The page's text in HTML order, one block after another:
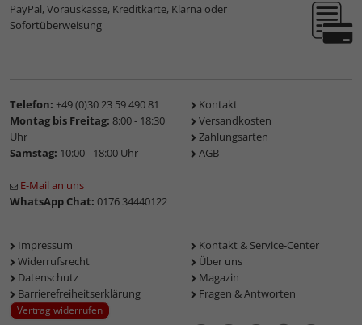
PayPal, Vorauskasse, Kreditkarte, Klarna oder
Sofortüberweisung
Telefon: +49 (0)30 23 59 490 81
Montag bis Freitag: 8:00 - 18:30
Uhr
Samstag: 10:00 - 18:00 Uhr
E-Mail an uns
WhatsApp Chat: 0176 34440122
Kontakt
Versandkosten
Zahlungsarten
AGB
Impressum
Widerrufsrecht
Datenschutz
Barrierefreiheitserklärung
Vertrag widerrufen
Kontakt & Service-Center
Über uns
Magazin
Fragen & Antworten